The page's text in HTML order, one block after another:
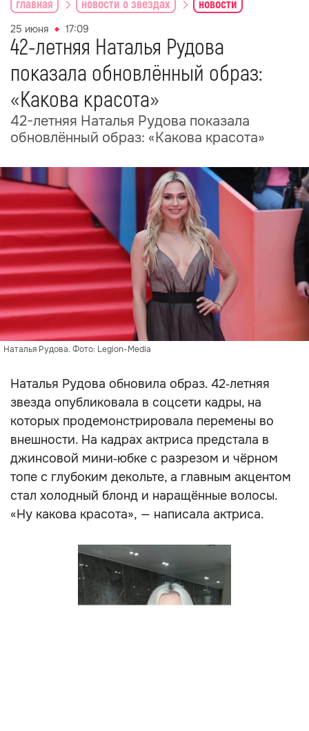
главная новости о звездах новости
25 июня 17:09
42-летняя Наталья Рудова
показала обновлённый образ:
«Какова красота»
42-летняя Наталья Рудова показала
обновлённый образ: «Какова красота»
Наталья Рудова. Фото: Legion-Media
Наталья Рудова обновила образ. 42‑летняя
звезда опубликовала в соцсети кадры, на
которых продемонстрировала перемены во
внешности. На кадрах актриса предстала в
джинсовой мини‑юбке с разрезом и чёрном
топе с глубоким декольте, а главным акцентом
стал холодный блонд и наращённые волосы.
«Ну какова красота», — написала актриса.